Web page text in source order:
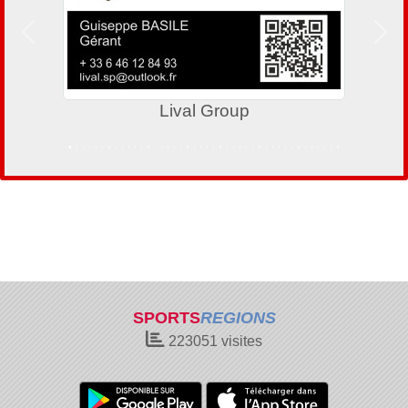
Lival Group
Précedent
SPORTSREGIONS
223051 visites